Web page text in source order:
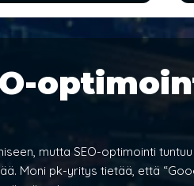
mutta SEO-optimointi tuntuu
Moni pk-yritys tietää, että